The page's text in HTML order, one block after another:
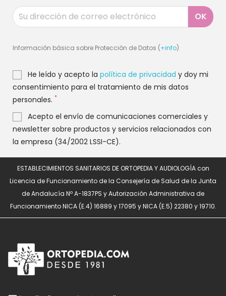
Información básica sobre Protección de Datos (+info)
He leído y acepto la política de privacidad y doy mi
consentimiento para el tratamiento de mis datos
personales. *
Acepto el envío de comunicaciones comerciales y
newsletter sobre productos y servicios relacionados con
la empresa (34/2002 LSSI-CE).
ESTABLECIMIENTOS SANITARIOS DE ORTOPEDIA Y AUDIOLOGÍA con
Licencia de Funcionamiento de la Consejería de Salud de la Junta
de Andalucía Nº A-1837PS y Autorización Administrativa de
Funcionamiento NICA (E.4) 16889 y 17095 y NICA (E.5) 22380 y 19710.